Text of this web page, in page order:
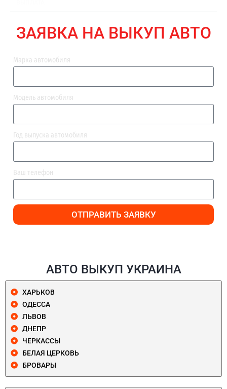
ЗАЯВКА НА ВЫКУП АВТО
Марка автомобиля
Модель автомобиля
Год выпуска автомобиля
Ваш телефон
ОТПРАВИТЬ ЗАЯВКУ
АВТО ВЫКУП УКРАИНА
ХАРЬКОВ
ОДЕССА
ЛЬВОВ
ДНЕПР
ЧЕРКАССЫ
БЕЛАЯ ЦЕРКОВЬ
БРОВАРЫ